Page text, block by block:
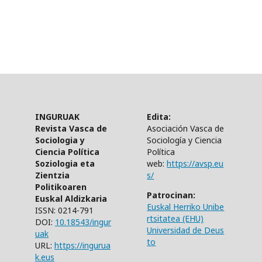
INGURUAK
Revista Vasca de
Sociologia y
Ciencia Política
Soziologia eta
Zientzia
Politikoaren
Euskal Aldizkaria
ISSN: 0214-791
DOI: 10.18543/ingur
uak
URL: https://ingurua
k.eus
Edita:
Asociación Vasca de
Sociología y Ciencia
Política
web:https://avsp.eu
s/
Patrocinan:
Euskal Herriko Unibe
rtsitatea (EHU)
Universidad de Deus
to